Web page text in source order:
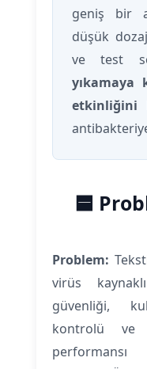
geniş bir
düşük
ve test
yıkamaya
etkinliğini
🟦
Problem:
virüs
güvenliği,
kontrolü ve